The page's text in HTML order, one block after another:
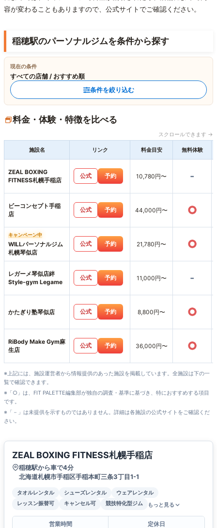
容が変わることもありますので、公式サイトでご確認ください。
稲穂駅のパーソナルジムを条件から探す
現在の条件
すべての店舗 / おすすめ順
条件を絞り込む
料金・体験・特徴を比べる
スクロールできます →
施設名 リンク 料金目安 無料体験
ZEAL BOXING
FITNESS札幌手稲店
公式 予約 10,780円〜 -
ビーコンセプト手稲
店
公式 予約 44,000円〜 ○
キャンペーン中
WILLパーソナルジム
札幌琴似店
公式 予約 21,780円〜 ○
レガーメ琴似店絆
Style-gym Legame
公式 予約 11,000円〜 -
かたぎり塾琴似店 公式 予約 8,800円〜 ○
RiBody Make Gym麻
生店
公式 予約 36,000円〜 ○
※上記には、施設運営者から情報提供のあった施設を掲載しています。全施設は下の一
覧で確認できます。
※「○」は、FIT PALETTE編集部が独自の調査・基準に基づき、特におすすめする項目
です。
※「－」は未提供を示すものではありません。詳細は各施設の公式サイトをご確認くだ
さい。
ZEAL BOXING FITNESS札幌手稲店
稲穂駅から車で4分
北海道札幌市手稲区手稲本町三条3丁目1-1
タオルレンタル シューズレンタル
ウェアレンタル
レッスン振替可
キャンセル可 競技特化型ジム もっと見る
営業時間 定休日